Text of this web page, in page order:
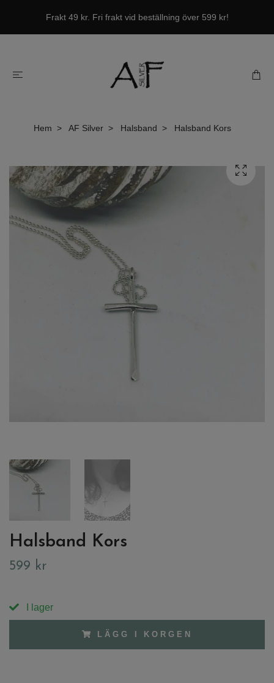
Frakt 49 kr. Fri frakt vid beställning över 599 kr!
Hem AF Silver Halsband Halsband Kors
Halsband Kors
599 kr
I lager
LÄGG I KORGEN